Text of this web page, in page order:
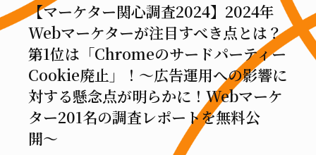
【マーケター関心調査2024】2024年
Webマーケターが注目すべき点とは？
第1位は「Chromeのサードパーティー
Cookie廃止」！〜広告運用への影響に
対する懸念点が明らかに！Webマーケ
ター201名の調査レポートを無料公
開〜